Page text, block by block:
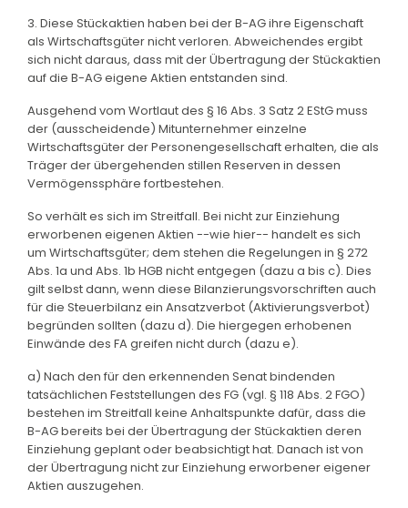
3. Diese Stückaktien haben bei der B-AG ihre Eigenschaft
als Wirtschaftsgüter nicht verloren. Abweichendes ergibt
sich nicht daraus, dass mit der Übertragung der Stückaktien
auf die B-AG eigene Aktien entstanden sind.
Ausgehend vom Wortlaut des § 16 Abs. 3 Satz 2 EStG muss
der (ausscheidende) Mitunternehmer einzelne
Wirtschaftsgüter der Personengesellschaft erhalten, die als
Träger der übergehenden stillen Reserven in dessen
Vermögenssphäre fortbestehen.
So verhält es sich im Streitfall. Bei nicht zur Einziehung
erworbenen eigenen Aktien --wie hier-- handelt es sich
um Wirtschaftsgüter; dem stehen die Regelungen in § 272
Abs. 1a und Abs. 1b HGB nicht entgegen (dazu a bis c). Dies
gilt selbst dann, wenn diese Bilanzierungsvorschriften auch
für die Steuerbilanz ein Ansatzverbot (Aktivierungsverbot)
begründen sollten (dazu d). Die hiergegen erhobenen
Einwände des FA greifen nicht durch (dazu e).
a) Nach den für den erkennenden Senat bindenden
tatsächlichen Feststellungen des FG (vgl. § 118 Abs. 2 FGO)
bestehen im Streitfall keine Anhaltspunkte dafür, dass die
B-AG bereits bei der Übertragung der Stückaktien deren
Einziehung geplant oder beabsichtigt hat. Danach ist von
der Übertragung nicht zur Einziehung erworbener eigener
Aktien auszugehen.